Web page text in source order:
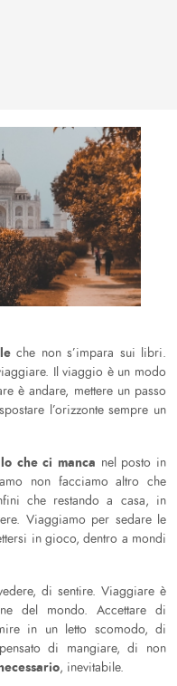
che non s’impara sui libri.
Il viaggio è un modo
è andare, mettere un passo
l’orizzonte sempre un
che ci manca nel posto in
non facciamo altro che
che restando a casa, in
Viaggiamo per sedare le
in gioco, dentro a mondi
di sentire. Viaggiare è
del mondo. Accettare di
in un letto scomodo, di
di mangiare, di non
, inevitabile.